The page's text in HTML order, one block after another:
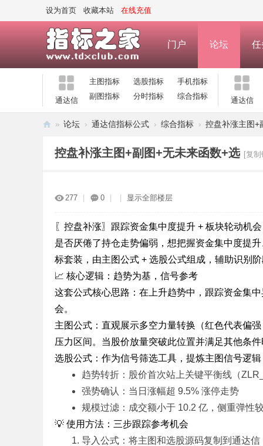
设为首页 收藏本站 在线充值
门户 论坛 任
通达信
主图指标 选股指标
手机指标
副图指标
分时指标 综合指标 通达信
» 论坛 › 通达信指标公式 › 综合指标 › 控盘补涨主图+
控盘补涨主图+副图+无未来函数+选 [复制
277 0 显示全部楼层
〖控盘补涨〗跟踪资金集中度提升 + 板块轮动机
是否厌倦了持仓走势偏弱，想把握资金集中度提
标套装，由主图公式 + 选股公式组成，辅助识别阶
📈 核心逻辑：趋势为基，信号参考
这套公式核心思路：在上升趋势中，跟踪资金集
会。
主图公式：直观展示多空力量转换（红色代表偏
压力区间。当股价放量突破此位置并满足其他条
选股公式：作为信号筛选工具，提炼主图信号逻
趋势转折：股价首次站上关键平衡线（
强势确认：当日涨幅超 9.5% 涨停走势
规模过滤：成交额小于 10.2 亿，侧重弹性
💡 使用方法：三步跟踪参考机会
导入公式：将主图和选股源码复制到通达